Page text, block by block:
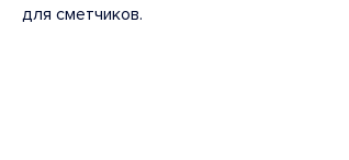
для сметчиков.